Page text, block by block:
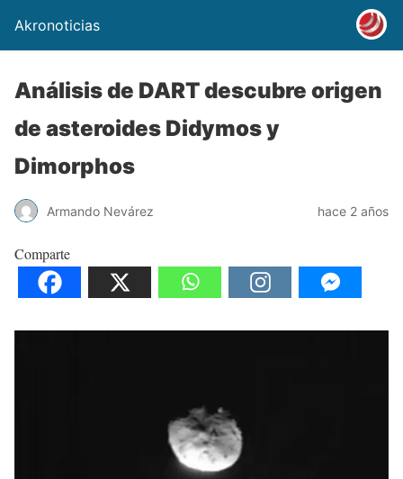
Akronoticias
Análisis de DART descubre origen
de asteroides Didymos y
Dimorphos
Armando Nevárez hace 2 años
Comparte